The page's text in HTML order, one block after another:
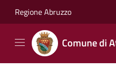
Regione Abruzzo
Comune di